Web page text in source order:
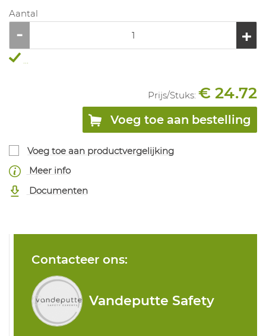
Aantal
...
Prijs/Stuks: € 24.72
Voeg toe aan bestelling
Voeg toe aan productvergelijking
Meer info
Documenten
Contacteer ons:
Vandeputte Safety